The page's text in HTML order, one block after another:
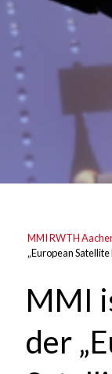
MMI RWTH
„European
MMI
der